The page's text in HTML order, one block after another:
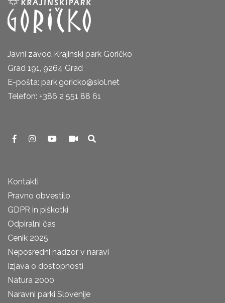
Javni zavod Krajinski park Goričko
Grad 191, 9264 Grad
E-pošta: park.goricko@siol.net
Telefon: +386 2 551 88 61
Kontakti
Pravno obvestilo
GDPR in piškotki
Odpiralni čas
Cenik 2025
Neposredni nadzor v naravi
Izjava o dostopnosti
Natura 2000
Naravni parki Slovenije